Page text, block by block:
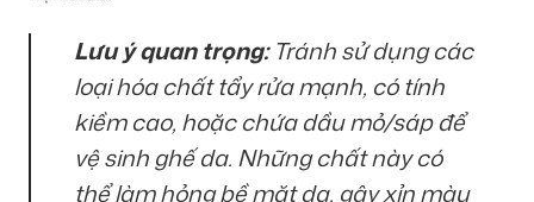
Lưu ý quan trọng:Tránh sử dụng các
loại hóa chất tẩy rửa mạnh, có tính
kiềm cao, hoặc chứa dầu mỏ/sáp để
vệ sinh ghế da. Những chất này có
thể làm hỏng bề mặt da, gây xỉn màu